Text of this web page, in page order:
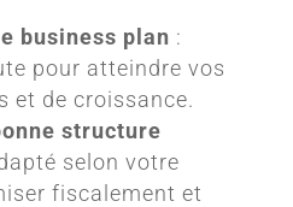
business plan :
pour atteindre vos
et de croissance.
structure
selon votre
fiscalement et